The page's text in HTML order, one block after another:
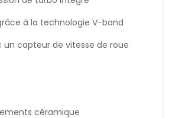
à la technologie V-band
capteur de vitesse de roue
céramique